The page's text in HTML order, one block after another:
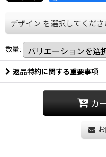
デザイン を選択してくださ
数量:
返品特約に関する重要事項
カ